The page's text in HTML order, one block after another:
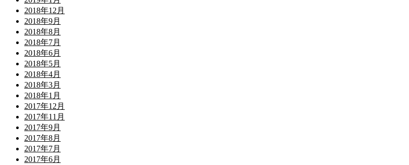
2018年12月
2018年9月
2018年8月
2018年7月
2018年6月
2018年5月
2018年4月
2018年3月
2018年1月
2017年12月
2017年11月
2017年9月
2017年8月
2017年7月
2017年6月